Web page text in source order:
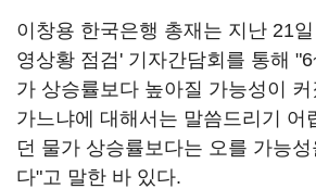
이창용 한국은행 총재는 지난 21
영상황 점검' 기자간담회를 통해
가 상승률보다 높아질 가능성이 커
가느냐에 대해서는 말씀드리기 어
던 물가 상승률보다는 오를 가능
다"고 말한 바 있다.